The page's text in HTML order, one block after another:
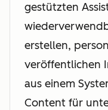
gestützten
erstellen,
veröffentlichen
aus einem
Content für